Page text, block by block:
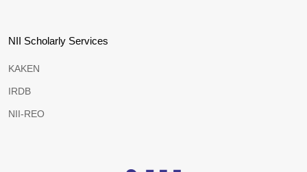
NII Scholarly Services
KAKEN
IRDB
NII-REO